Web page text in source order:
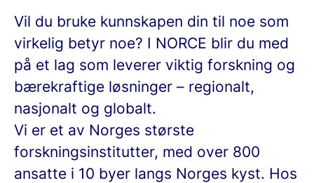
Vil du bruke kunnskapen din til noe som
virkelig betyr noe? I NORCE blir du med
på et lag som leverer viktig forskning og
bærekraftige løsninger – regionalt,
nasjonalt og globalt.
Vi er et av Norges største
forskningsinstitutter, med over 800
ansatte i 10 byer langs Norges kyst. Hos